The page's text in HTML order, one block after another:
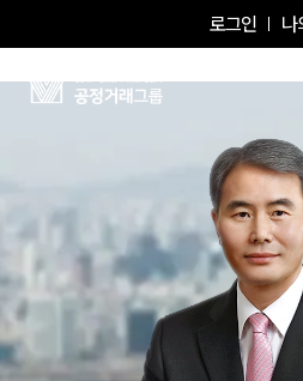
로그인 나
김인원Senior Partner Attorney